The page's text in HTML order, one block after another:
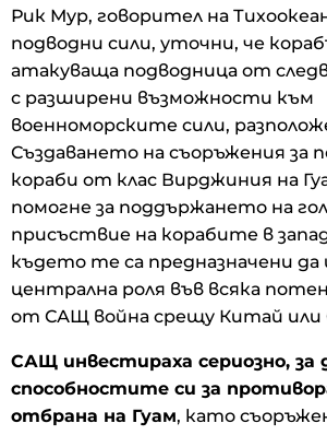
Рик Мур, говорител на
подводни сили, уточни, че
атакуваща подводница от
с разширени възможности към
военноморските сили,
Създаването на съоръжения за
кораби от клас Вирджиния на
помогне за поддържането на
присъствие на корабите в
където те са предназначени да
централна роля във всяка
от САЩ война срещу Китай или
САЩ инвестираха сериозно, за
способностите си за
отбрана на Гуам, като